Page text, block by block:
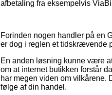
afbetaling fra eksempelvis
Forinden nogen handler på en
er dog i reglen et tidskrævende
En anden løsning kunne være
om at internet butikken forstår
har megen viden om vilkårene.
følge af din handel.